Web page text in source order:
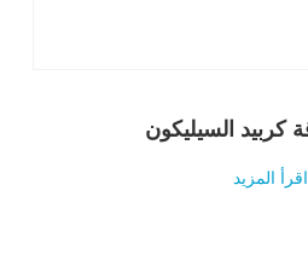
كربيد السيليكون
اقرأ المزيد